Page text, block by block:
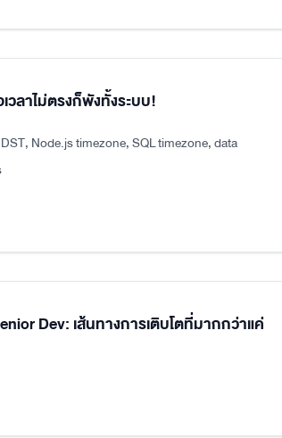
วลาไม่ตรงก็พังทั้งระบบ!
Node.js timezone, SQL timezone, data
Dev: เส้นทางการเติบโตที่มากกว่าแค่